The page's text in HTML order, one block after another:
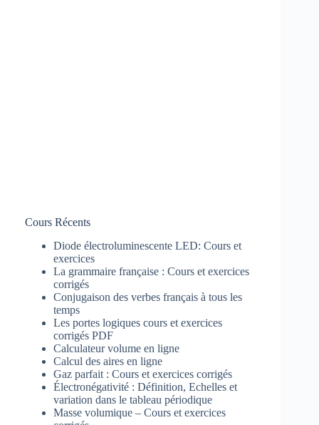
Cours Récents
Diode électroluminescente LED: Cours et
exercices
La grammaire française : Cours et exercices
corrigés
Conjugaison des verbes français à tous les
temps
Les portes logiques cours et exercices
corrigés PDF
Calculateur volume en ligne
Calcul des aires en ligne
Gaz parfait : Cours et exercices corrigés
Électronégativité : Définition, Echelles et
variation dans le tableau périodique
Masse volumique – Cours et exercices